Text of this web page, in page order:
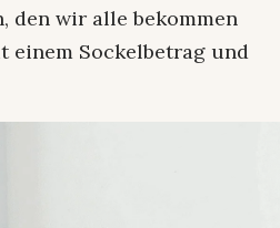
den wir alle bekommen
einem Sockelbetrag und